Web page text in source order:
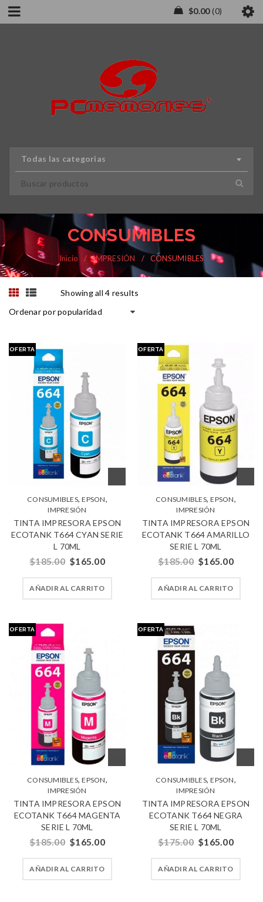
$0.00 0
Todas las categorias
CONSUMIBLES
Inicio / IMPRESIÓN / CONSUMIBLES
Showing all 4 results
Ordenar por popularidad
OFERTA
CONSUMIBLES,EPSON,
IMPRESIÓN
TINTA IMPRESORA EPSON
ECOTANK T664 CYAN SERIE
L 70ML
$185.00 $165.00
AÑADIR AL CARRITO
OFERTA
CONSUMIBLES,EPSON,
IMPRESIÓN
TINTA IMPRESORA EPSON
ECOTANK T664 AMARILLO
SERIE L 70ML
$185.00 $165.00
AÑADIR AL CARRITO
OFERTA
CONSUMIBLES,EPSON,
IMPRESIÓN
TINTA IMPRESORA EPSON
ECOTANK T664 MAGENTA
SERIE L 70ML
$185.00 $165.00
AÑADIR AL CARRITO
OFERTA
CONSUMIBLES,EPSON,
IMPRESIÓN
TINTA IMPRESORA EPSON
ECOTANK T664 NEGRA
SERIE L 70ML
$175.00 $165.00
AÑADIR AL CARRITO